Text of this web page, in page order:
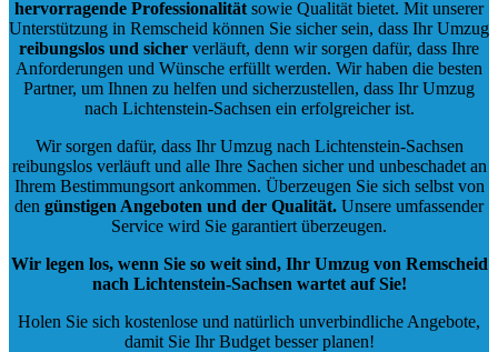
hervorragende Professionalität sowie Qualität bietet. Mit unserer
Unterstützung in Remscheid können Sie sicher sein, dass Ihr Umzug
reibungslos und sicher verläuft, denn wir sorgen dafür, dass Ihre
Anforderungen und Wünsche erfüllt werden. Wir haben die besten
Partner, um Ihnen zu helfen und sicherzustellen, dass Ihr Umzug
nach Lichtenstein-Sachsen ein erfolgreicher ist.
Wir sorgen dafür, dass Ihr Umzug nach Lichtenstein-Sachsen
reibungslos verläuft und alle Ihre Sachen sicher und unbeschadet an
Ihrem Bestimmungsort ankommen. Überzeugen Sie sich selbst von
den günstigen Angeboten und der Qualität. Unsere umfassender
Service wird Sie garantiert überzeugen.
Wir legen los, wenn Sie so weit sind, Ihr Umzug von Remscheid
nach Lichtenstein-Sachsen wartet auf Sie!
Holen Sie sich kostenlose und natürlich unverbindliche Angebote,
damit Sie Ihr Budget besser planen!